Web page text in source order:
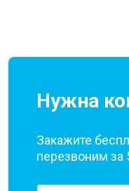
Нужна
Закажите
перезвоним за